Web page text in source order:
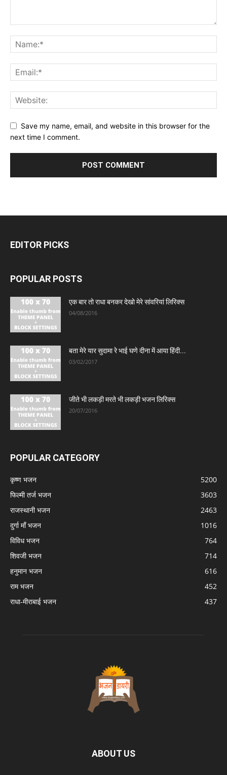
Save my name, email, and website in this browser for the
next time I comment.
EDITOR PICKS
POPULAR POSTS
एक बार तो राधा बनकर देखो मेरे सांवरियां लिरिक्स
04/08/2016
बता मेरे यार सुदामा रे भाई घणे दीना में आया हिंदी...
03/02/2017
जीते भी लकड़ी मरते भी लकड़ी भजन लिरिक्स
20/07/2016
POPULAR CATEGORY
कृष्ण भजन
5200
फिल्मी तर्ज भजन
3603
राजस्थानी भजन
2463
दुर्गा माँ भजन
1016
विविध भजन
764
शिवजी भजन
714
हनुमान भजन
616
राम भजन
452
राधा-मीराबाई भजन
437
ABOUT US